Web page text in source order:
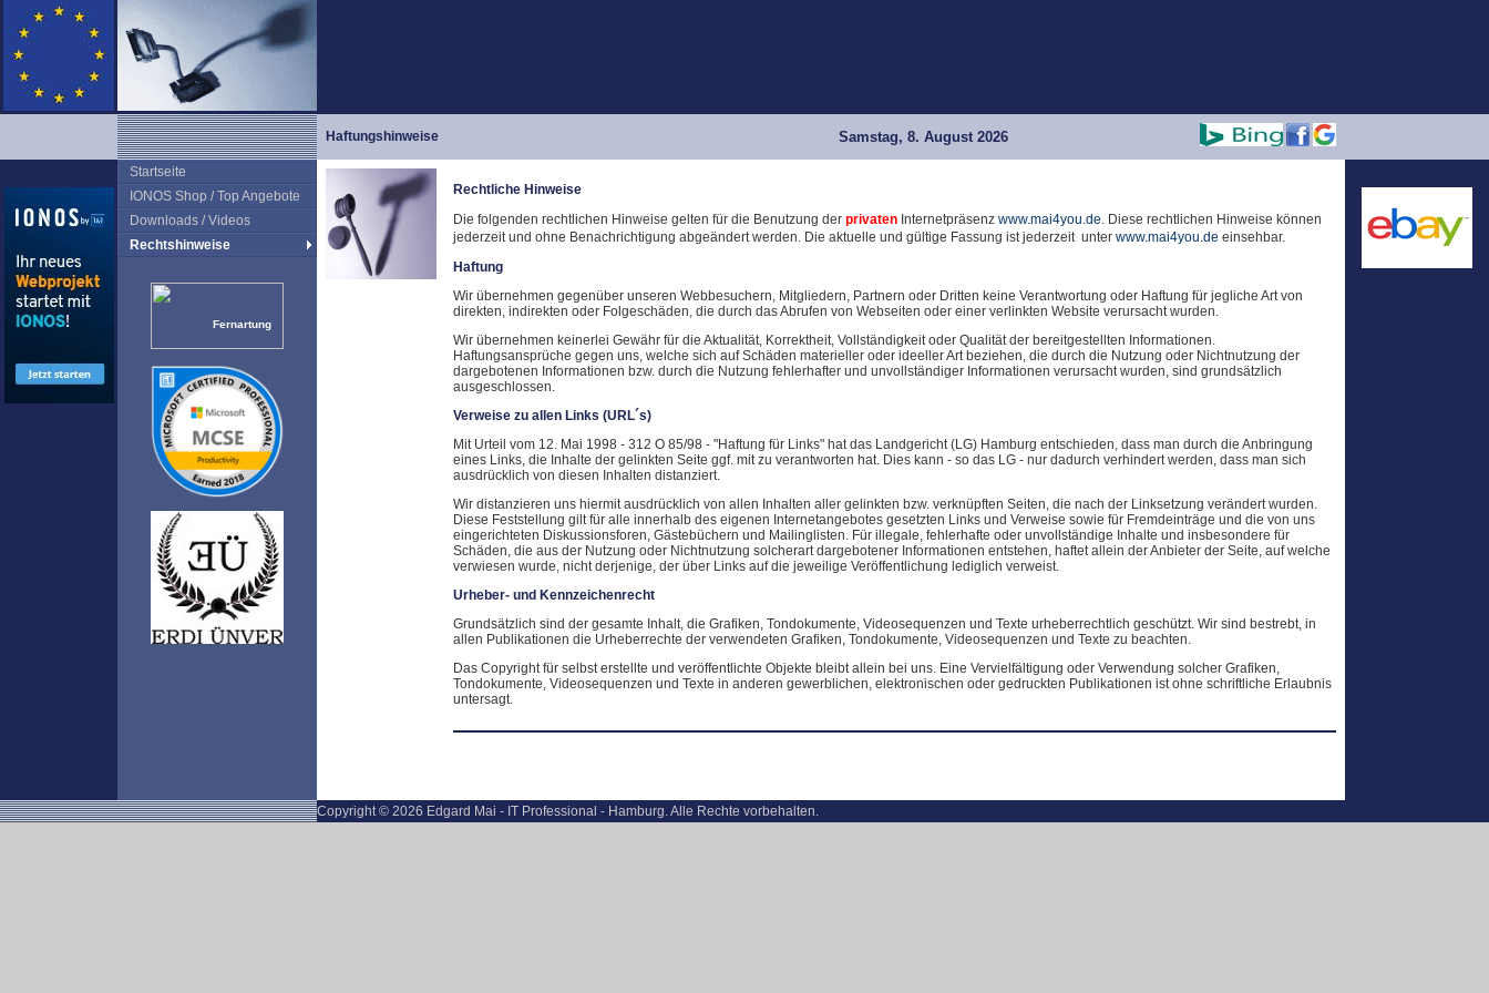
Haftungshinweise Samstag, 8. August 2026
Startseite
IONOS Shop / Top Angebote
Downloads / Videos
Rechtshinweise
Fernartung
Rechtliche Hinweise
Die folgenden rechtlichen Hinweise gelten für die Benutzung der privaten Internetpräsenz www.mai4you.de. Diese rechtlichen Hinweise können
jederzeit und ohne Benachrichtigung abgeändert werden. Die aktuelle und gültige Fassung ist jederzeit unter www.mai4you.de einsehbar.
Haftung
Wir übernehmen gegenüber unseren Webbesuchern, Mitgliedern, Partnern oder Dritten keine Verantwortung oder Haftung für jegliche Art von
direkten, indirekten oder Folgeschäden, die durch das Abrufen von Webseiten oder einer verlinkten Website verursacht wurden.
Wir übernehmen keinerlei Gewähr für die Aktualität, Korrektheit, Vollständigkeit oder Qualität der bereitgestellten Informationen.
Haftungsansprüche gegen uns, welche sich auf Schäden materieller oder ideeller Art beziehen, die durch die Nutzung oder Nichtnutzung der
dargebotenen Informationen bzw. durch die Nutzung fehlerhafter und unvollständiger Informationen verursacht wurden, sind grundsätzlich
ausgeschlossen.
Verweise zu allen Links (URL´s)
Mit Urteil vom 12. Mai 1998 - 312 O 85/98 - "Haftung für Links" hat das Landgericht (LG) Hamburg entschieden, dass man durch die Anbringung
eines Links, die Inhalte der gelinkten Seite ggf. mit zu verantworten hat. Dies kann - so das LG - nur dadurch verhindert werden, dass man sich
ausdrücklich von diesen Inhalten distanziert.
Wir distanzieren uns hiermit ausdrücklich von allen Inhalten aller gelinkten bzw. verknüpften Seiten, die nach der Linksetzung verändert wurden.
Diese Feststellung gilt für alle innerhalb des eigenen Internetangebotes gesetzten Links und Verweise sowie für Fremdeinträge und die von uns
eingerichteten Diskussionsforen, Gästebüchern und Mailinglisten. Für illegale, fehlerhafte oder unvollständige Inhalte und insbesondere für
Schäden, die aus der Nutzung oder Nichtnutzung solcherart dargebotener Informationen entstehen, haftet allein der Anbieter der Seite, auf welche
verwiesen wurde, nicht derjenige, der über Links auf die jeweilige Veröffentlichung lediglich verweist.
Urheber- und Kennzeichenrecht
Grundsätzlich sind der gesamte Inhalt, die Grafiken, Tondokumente, Videosequenzen und Texte urheberrechtlich geschützt. Wir sind bestrebt, in
allen Publikationen die Urheberrechte der verwendeten Grafiken, Tondokumente, Videosequenzen und Texte zu beachten.
Das Copyright für selbst erstellte und veröffentlichte Objekte bleibt allein bei uns. Eine Vervielfältigung oder Verwendung solcher Grafiken,
Tondokumente, Videosequenzen und Texte in anderen gewerblichen, elektronischen oder gedruckten Publikationen ist ohne schriftliche Erlaubnis
untersagt.
Copyright © 2026 Edgard Mai - IT Professional - Hamburg. Alle Rechte vorbehalten.